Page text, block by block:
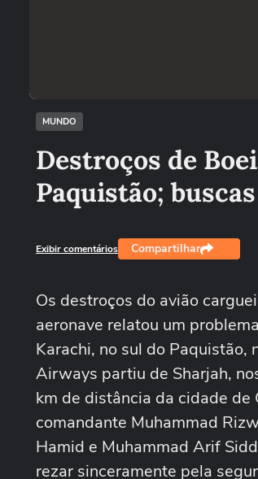
MUNDO
Destroços de
Paquistão;
Exibir comentários Compartilhar
Os destroços do avião
aeronave relatou um
Karachi, no sul do
Airways partiu de Sharjah,
km de distância da cidade
comandante Muhammad
Hamid e Muhammad Arif
rezar sinceramente pela